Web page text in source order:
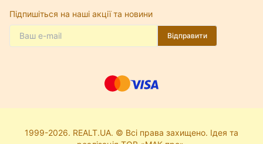
Підпишіться на наші акції та новини
Відправити
1999-2026. REALT.UA. © Всі права захищено. Ідея та